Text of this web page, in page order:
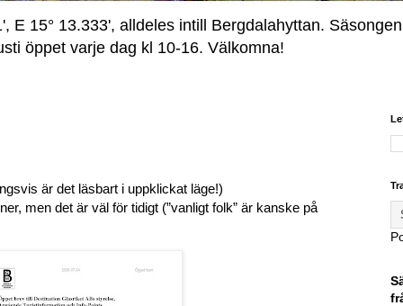
E 15° 13.333', alldeles intill Bergdalahyttan.
öppet varje dag kl 10-16. Välkomna!
är det läsbart i uppklickat läge!)
men det är väl för tidigt (”vanligt folk” är kanske på